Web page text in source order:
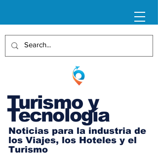
Turismo y
Tecnología
Noticias para la industria de
los Viajes, los Hoteles y el
Turismo